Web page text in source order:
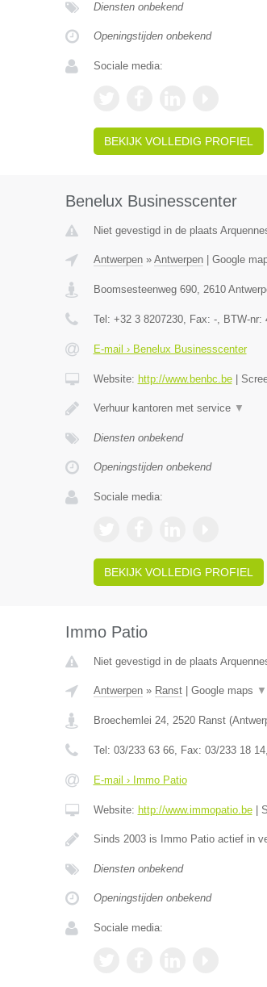
Diensten onbekend
Openingstijden onbekend
Sociale media:
BEKIJK VOLLEDIG PROFIEL
Benelux Businesscenter
Niet gevestigd in de plaats
Antwerpen» Antwerpen| Google
Boomsesteenweg 690, 2610
Tel: +32 3 8207230, Fax: -, BTW-nr:
E-mail › Benelux Businesscenter
Website: http://www.benbc.be|
Verhuur kantoren met service ▼
Diensten onbekend
Openingstijden onbekend
Sociale media:
BEKIJK VOLLEDIG PROFIEL
Immo Patio
Niet gevestigd in de plaats
Antwerpen» Ranst| Google maps ▼
Broechemlei 24, 2520 Ranst(
Tel: 03/233 63 66, Fax: 03/233 18 14
E-mail › Immo Patio
Website: http://www.immopatio.be|
Sinds 2003 is Immo Patio actief in
Diensten onbekend
Openingstijden onbekend
Sociale media: